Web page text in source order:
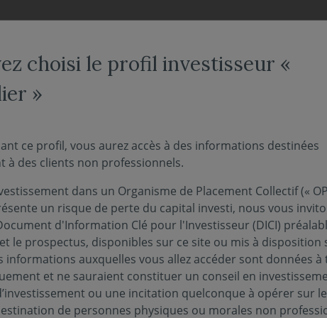
économique de
01 février 2018
de l'environnement économique des
choisi le profil investisseur «
»
ce profil, vous aurez accès à des informations destinées
à des clients non professionnels.
dans un Organisme de Placement Collectif («
un risque de perte du capital investi, nous vous
d'Information Clé pour l'Investisseur (DICI)
le prospectus, disponibles sur ce site ou mis à disposition
informations auxquelles vous allez accéder sont données à
et ne sauraient constituer un conseil en
ou une incitation quelconque à opérer sur
de personnes physiques ou morales non